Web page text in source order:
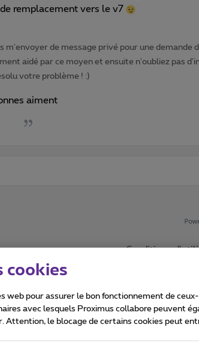
remplacement vers le v7
m'envoyer de message privé pour une demande
aidé par ce moyen et ensuite n'oubliez pas
votre problème ! :)
aiment
Conditions
droits réservés. ©2026Proximus
cookies
web pour assurer le bon fonctionnement de
avec lesquels Proximus collabore peuvent
Attention, le blocage de certains cookies peut